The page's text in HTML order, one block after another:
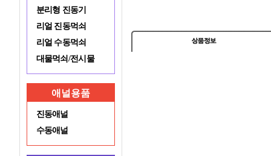
분리형 진동기
리얼 진동먹쇠
리얼 수동먹쇠
대물먹쇠/전시물
애널용품
진동애널
수동애널